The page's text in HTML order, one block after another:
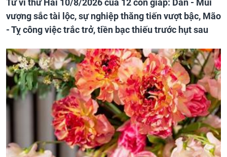
Tử vi thứ Hai 10/8/2026 của 12 con giáp: Dần - Mùi
vượng sắc tài lộc, sự nghiệp thăng tiến vượt bậc, Mão
- Tỵ công việc trắc trở, tiền bạc thiếu trước hụt sau